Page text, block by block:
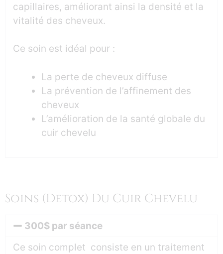
capillaires, améliorant ainsi la densité et la
vitalité des cheveux.
Ce soin est idéal pour :
La perte de cheveux diffuse
La prévention de l’affinement des
cheveux
L’amélioration de la santé globale du
cuir chevelu
Soins (Detox) Du Cuir Chevelu
300$ par séance
Ce soin complet consiste en un traitement